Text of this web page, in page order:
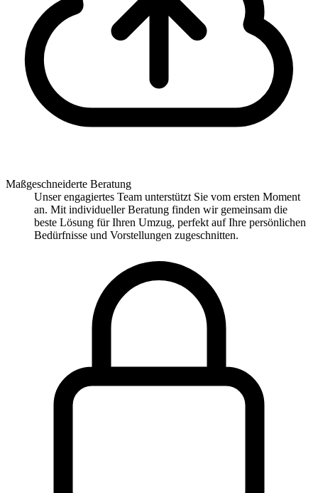
Maßgeschneiderte Beratung
Unser engagiertes Team unterstützt Sie vom ersten Moment
an. Mit individueller Beratung finden wir gemeinsam die
beste Lösung für Ihren Umzug, perfekt auf Ihre persönlichen
Bedürfnisse und Vorstellungen zugeschnitten.